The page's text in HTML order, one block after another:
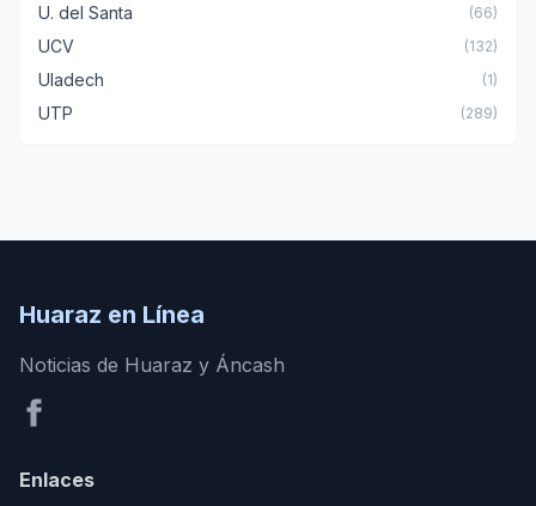
U. del Santa (66)
UCV (132)
Uladech (1)
UTP (289)
Huaraz en Línea
Noticias de Huaraz y Áncash
Enlaces